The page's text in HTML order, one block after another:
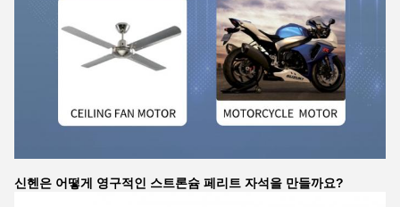
신헨은 어떻게 영구적인 스트론슘 페리트 자석을 만들까요?